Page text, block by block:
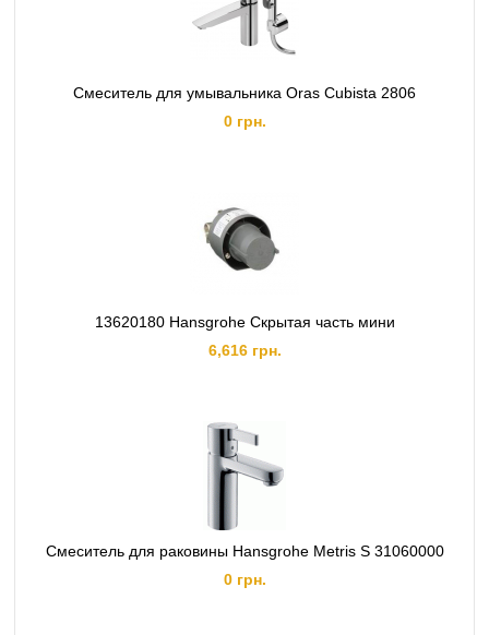
Смеситель для умывальника Oras Cubista 2806
0 грн.
13620180 Hansgrohe Скрытая часть мини
6,616 грн.
Смеситель для раковины Hansgrohe Metris S 31060000
0 грн.